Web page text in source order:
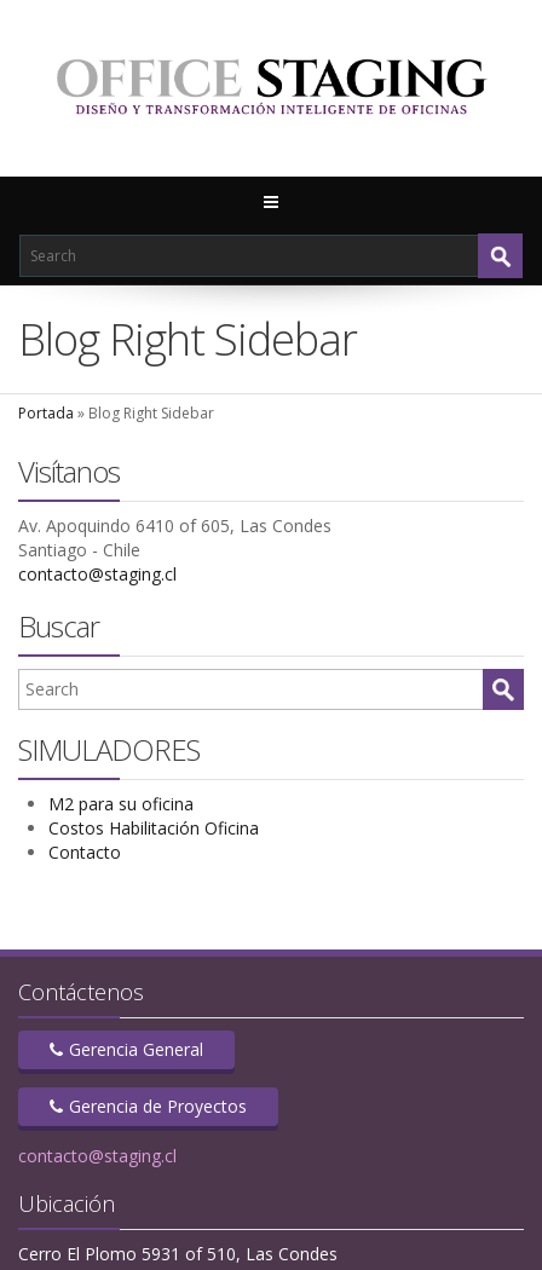
Blog Right Sidebar
Portada » Blog Right Sidebar
Visítanos
Av. Apoquindo 6410 of 605, Las Condes
Santiago - Chile
contacto@staging.cl
Buscar
SIMULADORES
M2 para su oficina
Costos Habilitación Oficina
Contacto
Contáctenos
Gerencia General
Gerencia de Proyectos
contacto@staging.cl
Ubicación
Cerro El Plomo 5931 of 510, Las Condes